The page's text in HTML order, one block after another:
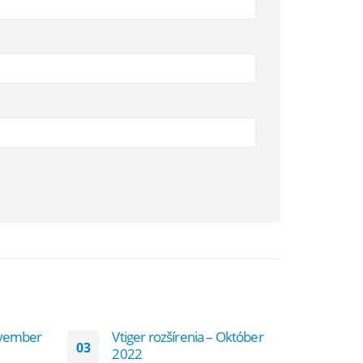
03
Vtiger rozšírenia – Október
2022